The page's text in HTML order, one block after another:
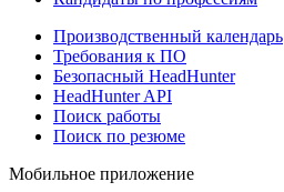
Производственный календарь
Требования к ПО
Безопасный HeadHunter
HeadHunter API
Поиск работы
Поиск по резюме
Мобильное приложение